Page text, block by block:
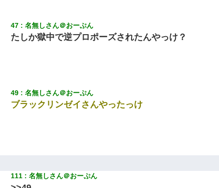
47 名無しさん＠おーぷん
たしか獄中で逆プロポーズされたんやっけ？
49 名無しさん＠おーぷん
ブラックリンゼイさんやったっけ
111 名無しさん＠おーぷん